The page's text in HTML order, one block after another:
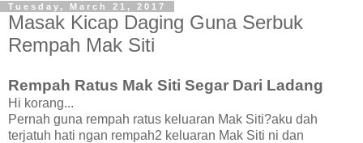
Tuesday, March 21, 2017
Masak Kicap Daging Guna Serbuk
Rempah Mak Siti
Rempah Ratus Mak Siti Segar Dari Ladang
Hi korang...
Pernah guna rempah ratus keluaran Mak Siti?aku dah
terjatuh hati ngan rempah2 keluaran Mak Siti ni dan